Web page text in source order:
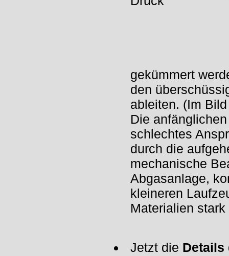
gekümmert
den
ableiten. (Im
Die
schlechtes
durch die
mechanische
Abgasanlage,
kleineren
Materialien
Jetzt die Details